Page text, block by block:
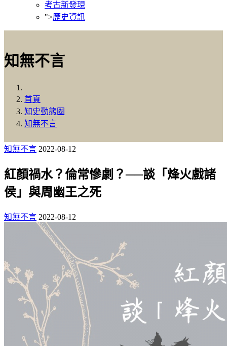
考古新發現
">歷史資訊
知無不言
首頁
知史動態圈
知無不言
知無不言 2022-08-12
紅顏禍水？倫常慘劇？──談「烽火戲諸
侯」與周幽王之死
知無不言 2022-08-12